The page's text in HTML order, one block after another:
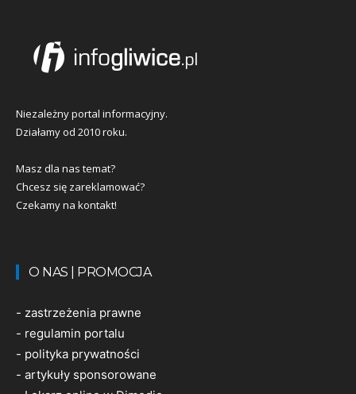
Niezależny portal informacyjny.
Działamy od 2010 roku.
Masz dla nas temat?
Chcesz się zareklamować?
Czekamy na kontakt!
O NAS | PROMOCJA
- zastrzeżenia prawne
- regulamin portalu
- polityka prywatności
- artykuły sponsorowane